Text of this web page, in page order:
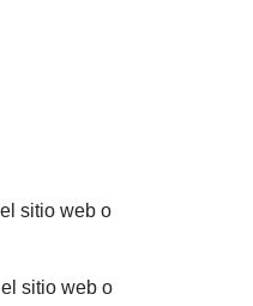
sitio web o
sitio web o